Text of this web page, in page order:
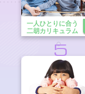
一人ひとりに合う
二胡カリキュラム
5